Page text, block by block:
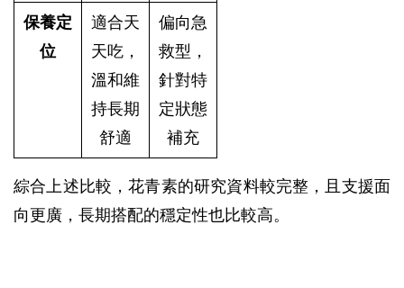
保養定
位
適合天
天吃，
溫和維
持長期
舒適
偏向急
救型，
針對特
定狀態
補充
綜合上述比較，花青素的研究資料較完整，且支援面
向更廣，長期搭配的穩定性也比較高。